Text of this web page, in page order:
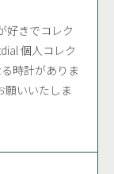
好きでコレク
個人コレク
時計がありま
願いいたしま
SEIKO
ZENITH